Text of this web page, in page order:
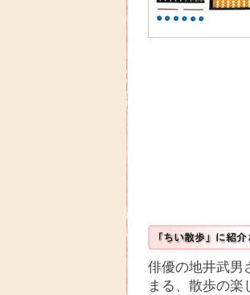
俳優の地井武男
まる、散歩の